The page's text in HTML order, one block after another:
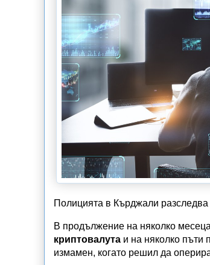
Полицията в Кърджали
В продължение на няколко
криптовалута и на няколко пъти
измамен, когато решил да